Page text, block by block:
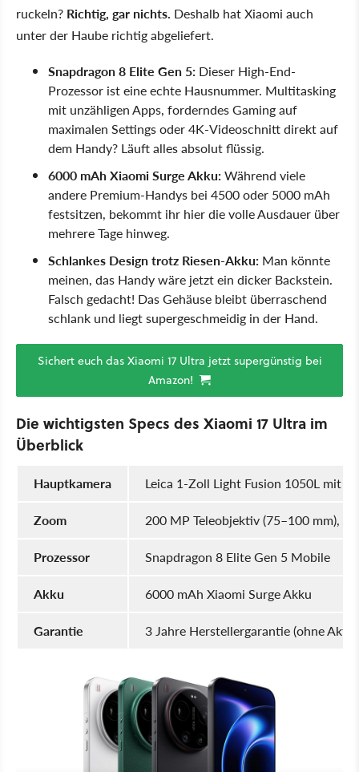
ruckeln? Richtig, gar nichts. Deshalb hat Xiaomi auch
unter der Haube richtig abgeliefert.
Snapdragon 8 Elite Gen 5: Dieser High-End-
Prozessor ist eine echte Hausnummer. Multitasking
mit unzähligen Apps, forderndes Gaming auf
maximalen Settings oder 4K-Videoschnitt direkt auf
dem Handy? Läuft alles absolut flüssig.
6000 mAh Xiaomi Surge Akku:Während viele
andere Premium-Handys bei 4500 oder 5000 mAh
festsitzen, bekommt ihr hier die volle Ausdauer über
mehrere Tage hinweg.
Schlankes Design trotz Riesen-Akku: Man könnte
meinen, das Handy wäre jetzt ein dicker Backstein.
Falsch gedacht! Das Gehäuse bleibt überraschend
schlank und liegt supergeschmeidig in der Hand.
Sichert euch das Xiaomi 17 Ultra jetzt supergünstig bei
Amazon!
Die wichtigsten Specs des Xiaomi 17 Ultra im
Überblick
Hauptkamera
Leica 1-Zoll Light Fusion 1050L mit
Zoom
200 MP Teleobjektiv (75–100 mm),
Prozessor
Snapdragon 8 Elite Gen 5 Mobile
Akku
6000 mAh Xiaomi Surge Akku
Garantie
3 Jahre Herstellergarantie (ohne